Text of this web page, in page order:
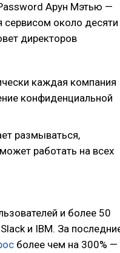
Арун Мэтью —
сервисом около десяти
директоров
каждая компания
конфиденциальной
размываться,
работать на всех
и более 50
и IBM. За
более чем на 300% —